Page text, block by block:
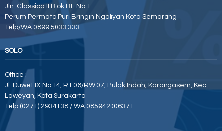
Jln. Classica II Blok BE No.1
Perum Permata Puri Bringin Ngaliyan Kota Semarang
Telp/WA 0899 5033 333
SOLO
Office :
Jl. Duwet IX No.14, RT.06/RW.07, Bulak Indah, Karangasem, Kec.
Laweyan, Kota Surakarta
Telp (0271) 2934138 / WA 085942006371